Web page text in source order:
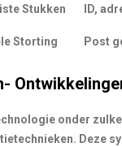
Stukken ID,
Storting Post
onder
Deze